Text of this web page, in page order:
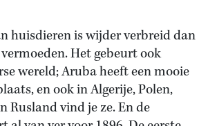
huisdieren is wijder verbreid dan
Het gebeurt ook
wereld; Aruba heeft een mooie
en ook in Algerije, Polen,
Rusland vind je ze. En de